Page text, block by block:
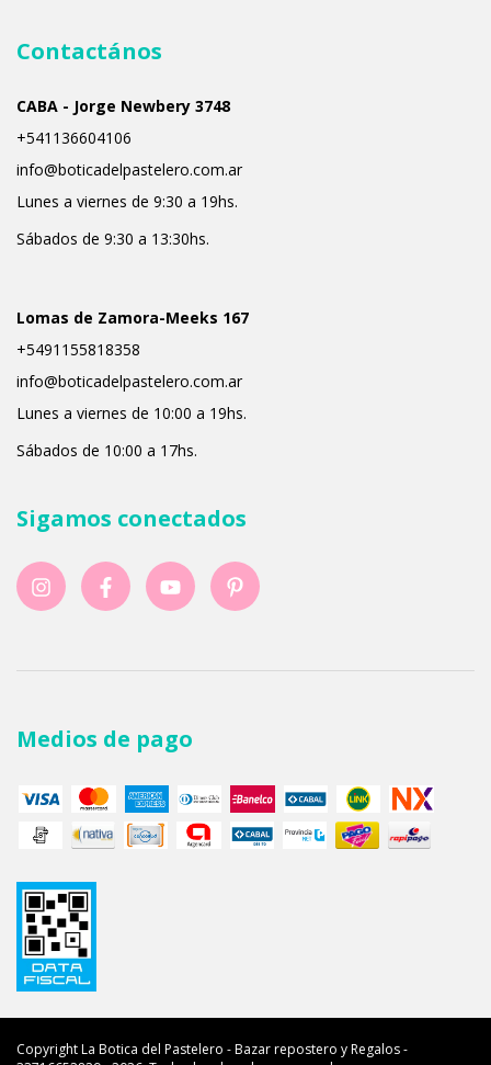
Contactános
CABA - Jorge Newbery 3748
+541136604106
info@boticadelpastelero.com.ar
Lunes a viernes de 9:30 a 19hs.
Sábados de 9:30 a 13:30hs.
Lomas de Zamora-Meeks 167
+5491155818358
info@boticadelpastelero.com.ar
Lunes a viernes de 10:00 a 19hs.
Sábados de 10:00 a 17hs.
Sigamos conectados
Medios de pago
Copyright La Botica del Pastelero - Bazar repostero y Regalos -